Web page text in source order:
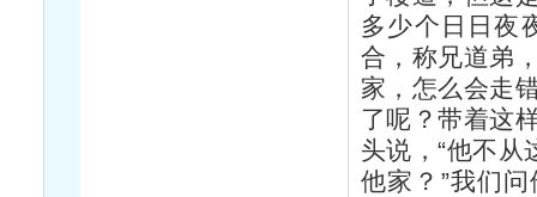
多少个日日夜
合，称兄道弟
家，怎么会走
了呢？带着这
头说，“他不从
他家？”我们